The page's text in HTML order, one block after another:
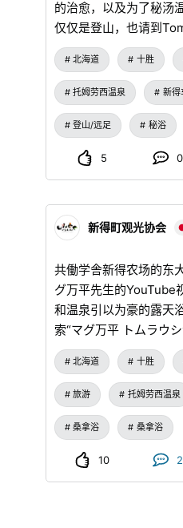
富的美食，除了“新得地
引以为豪的当地特产外
郁的冰淇淋等甜点😍 此外，作为节日惯例的“一口荞麦面
大赛”时隔6年再次复活
【成人组】两种，需要2
定时间内能吃多少碗荞
午11点开始（30分钟左右）。 📞咨询处 新得
实行委员会事务局（新
的治愈，以及为了秘汤
仅仅是登山，也请到
北海道 十胜
托姆劳西温泉 新得
登山/远足 秘浴
5 0
新得町观光协会
共働学舎新得农场的东
グ万平先生的YouTube
和温泉引以为豪的露天浴池的风景！
索“マグ万平 トムラウシ
北海道 十胜
旅游 托姆劳西温泉
桑拿浴 桑拿浴
10 2